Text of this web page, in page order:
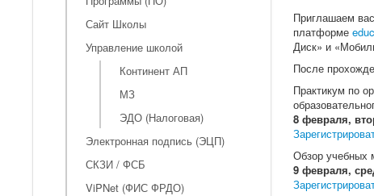
Сайт Школы
Управление школой
Континент АП
МЗ
ЭДО (Налоговая)
Электронная подпись (ЭЦП)
СКЗИ / ФСБ
ViPNet (ФИС ФРДО)
Приглашаем
платформе
Диск» и
После
Практикум по
8 февраля,
Обзор учебных
9 февраля,